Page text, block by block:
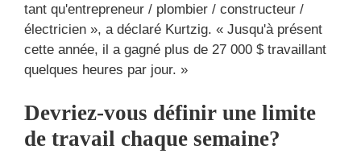
tant qu'entrepreneur / plombier / constructeur /
électricien », a déclaré Kurtzig. « Jusqu'à présent
cette année, il a gagné plus de 27 000 $ travaillant
quelques heures par jour. »
Devriez-vous définir une limite
de travail chaque semaine?